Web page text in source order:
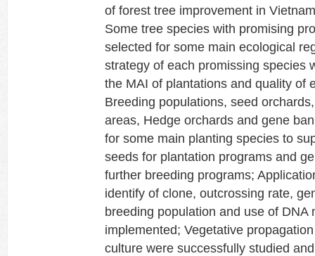
of forest tree improvement in
Some tree species with promising
selected for some main ecological
strategy of each promissing species
the MAI of plantations and quality of
Breeding populations, seed
areas, Hedge orchards and gene
for some main planting species to
seeds for plantation programs and
further breeding programs;
identify of clone, outcrossing rate,
breeding population and use of DNA
implemented; Vegetative
culture were successfully studied